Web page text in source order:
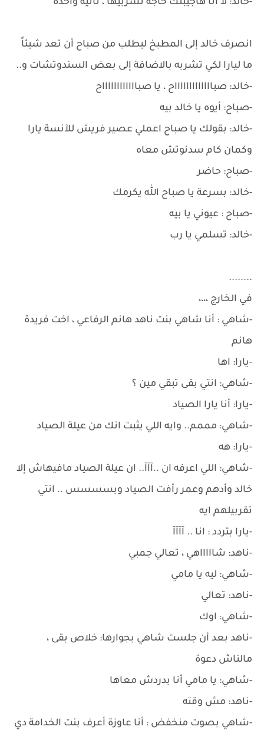
-خالد: لأ انا هاجيبلك حاجة تشربيها ، ثانية واحدة
انصرف خالد إلى المطبخ ليطلب من صباح أن تعد شيئاً
ما ليارا لكي تشربه بالاضافة إلى بعض السندوتشات و..
-خالد: صباااااااااااااح ، يا صبااااااااااااح
-صباح: أيوه يا خالد بيه
-خالد: بقولك يا صباح اعملي عصير فريش للآنسة يارا
وكمان كام سدنوتش معاه
-صباح: حاضر
-خالد: بسرعة يا صباح الله يكرمك
-صباح : عيوني يا بيه
-خالد: تسلمي يا رب
........
في الخارج ،،،،
-شاهي : أنا شاهي بنت ناهد هانم الرفاعي ، اخت فريدة
هانم
-يارا: اها
-شاهي: انتي بقى تبقي مين ؟
-يارا: أنا يارا الصياد
-شاهي: مممم.. وايه اللي يثبت انك من عيلة الصياد
-يارا: هه
-شاهي: اللي اعرفه ان ..آآآ.. ان عيلة الصياد مافيهاش إلا
خالد وأدهم وعمر رأفت الصياد وبسسسس .. انتي
تقربيلهم ايه
-يارا بتردد : انا .. آآآآ
-ناهد: شاااااهي ، تعالي جمبي
-شاهي: ليه يا مامي
-ناهد: تعالي
-شاهي: اوك
-ناهد بعد أن جلست شاهي بجوارها: خلاص بقى ،
مالناش دعوة
-شاهي: يا مامي أنا بدردش معاها
-ناهد: مش وقته
-شاهي بصوت منخفض : أنا عاوزة أعرف بنت الخدامة دي